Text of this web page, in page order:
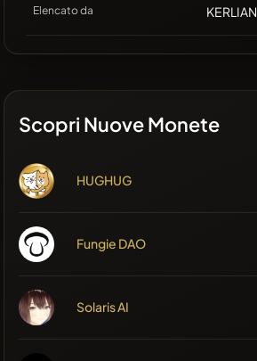
Elencato da KERLIAN
Scopri Nuove Monete
HUGHUG
Fungie DAO
Solaris AI